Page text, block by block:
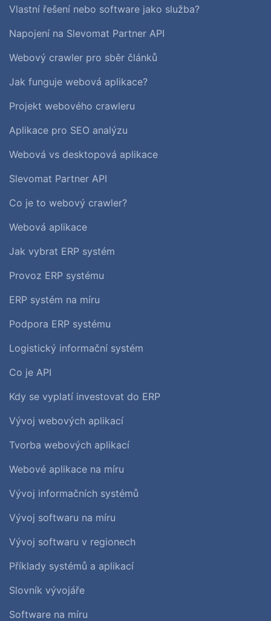
Vlastní řešení nebo software jako služba?
Napojení na Slevomat Partner API
Webový crawler pro sběr článků
Jak funguje webová aplikace?
Projekt webového crawleru
Aplikace pro SEO analýzu
Webová vs desktopová aplikace
Slevomat Partner API
Co je to webový crawler?
Webová aplikace
Jak vybrat ERP systém
Provoz ERP systému
ERP systém na míru
Podpora ERP systému
Logistický informační systém
Co je API
Kdy se vyplatí investovat do ERP
Vývoj webových aplikací
Tvorba webových aplikací
Webové aplikace na míru
Vývoj informačních systémů
Vývoj softwaru na míru
Vývoj softwaru v regionech
Příklady systémů a aplikací
Slovník vývojáře
Software na míru